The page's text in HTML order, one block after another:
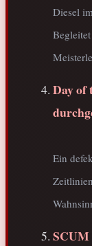
Diesel
Day of
Ein
SCUM